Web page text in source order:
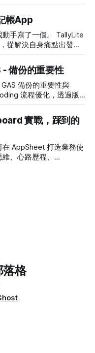
帳App
手寫了一個。 TallyLite
從解決自身痛點出發，
，並開放訪客模式體
備份的重要性
備份的重要性與
流程優化，透過版
實戰，踩到的
AppSheet 打造業務使
、心路歷程、
格